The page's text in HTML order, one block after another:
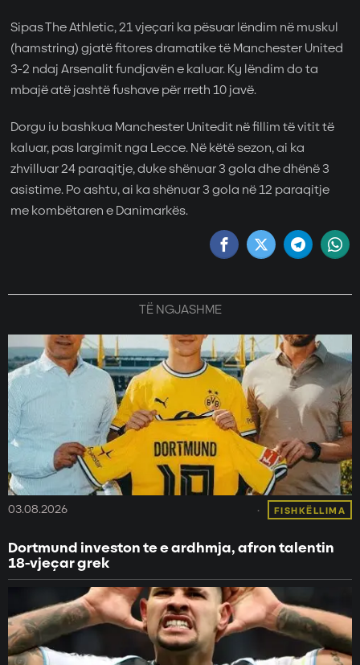
Sipas The Athletic, 21 vjeçari ka pësuar lëndim në muskul
(hamstring) gjatë fitores dramatike të Manchester United
3-2 ndaj Arsenalit fundjavën e kaluar. Ky lëndim do ta
mbajë atë jashtë fushave për rreth 10 javë.
Dorgu iu bashkua Manchester Unitedit në fillim të vitit të
kaluar, pas largimit nga Lecce. Në këtë sezon, ai ka
zhvilluar 24 paraqitje, duke shënuar 3 gola dhe dhënë 3
asistime. Po ashtu, ai ka shënuar 3 gola në 12 paraqitje
me kombëtaren e Danimarkës.
TË NGJASHME
03.08.2026 FISHKËLLIMA
Dortmund investon te e ardhmja, afron talentin
18-vjeçar grek